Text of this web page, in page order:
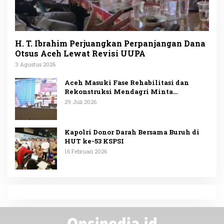
H. T. Ibrahim Perjuangkan Perpanjangan Dana
Otsus Aceh Lewat Revisi UUPA
3 Agustus 2026
Aceh Masuki Fase Rehabilitasi dan
Rekonstruksi Mendagri Minta
Penggunaan Anggaran Dipublikasikan
29 Juli 2026
Kapolri Donor Darah Bersama Buruh di
HUT ke-53 KSPSI
16 Februari 2026